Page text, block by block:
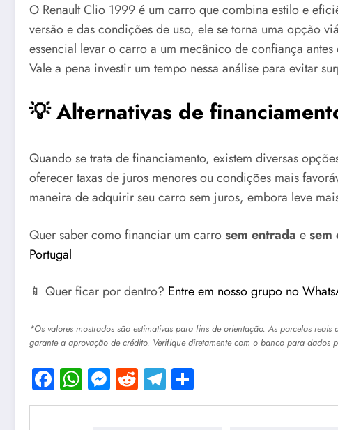
O Renault Clio 1999 é um carro que combina estilo e
versão e das condições de uso, ele se torna uma opção
essencial levar o carro a um mecânico de confiança
Vale a pena investir um tempo nessa análise para evitar
💡 Alternativas de
Quando se trata de financiamento, existem diversas
oferecer taxas de juros menores ou condições mais
maneira de adquirir seu carro sem juros, embora leve
Quer saber como financiar um carrosem entrada esem
Portugal
📱 Quer ficar por dentro? Entre em nosso grupo no
*Os valores mostrados são estimativas para fins de orientação. As parcelas
garante a aprovação de crédito. Verifique diretamente com o banco para dados
Facebook
WhatsApp
Messenger
RedditTelegram